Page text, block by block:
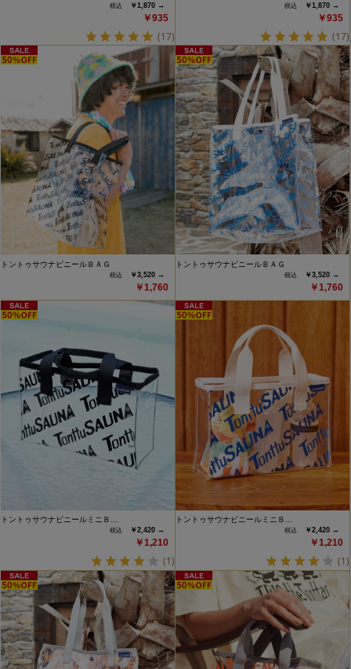
￥1,870 →
￥935
(17)
￥1,870 →
￥935
(17)
トントゥサウナビニールＢＡＧ
￥3,520 →
￥1,760
トントゥサウナビニールＢＡＧ
￥3,520 →
￥1,760
トントゥサウナビニールミニＢ…
￥2,420 →
￥1,210
(1)
トントゥサウナビニールミニＢ…
￥2,420 →
￥1,210
(1)